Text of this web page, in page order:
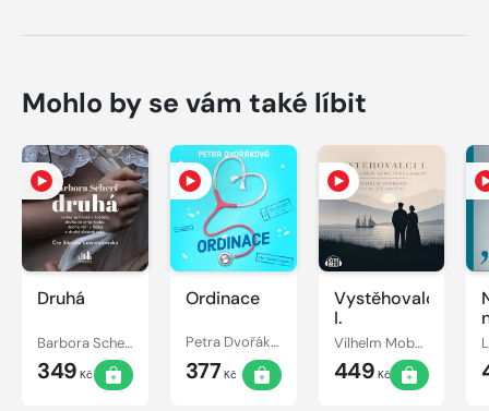
Mohlo by se vám také líbit
Druhá
Barbora Scherf
349 Kč
Ordinace
Petra Dvořáková
377Kč
Vystěhovalci
I.
Vilhelm Moberg
449 Kč